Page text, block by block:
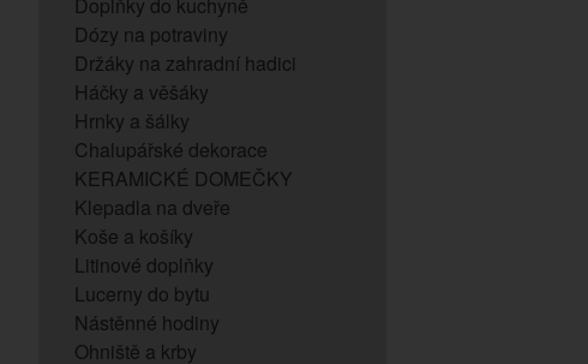
Dózy na potraviny
Držáky na zahradní hadici
Háčky a věšáky
Hrnky a šálky
Chalupářské dekorace
KERAMICKÉ DOMEČKY
Klepadla na dveře
Koše a košíky
Litinové doplňky
Lucerny do bytu
Nástěnné hodiny
Ohniště a krby